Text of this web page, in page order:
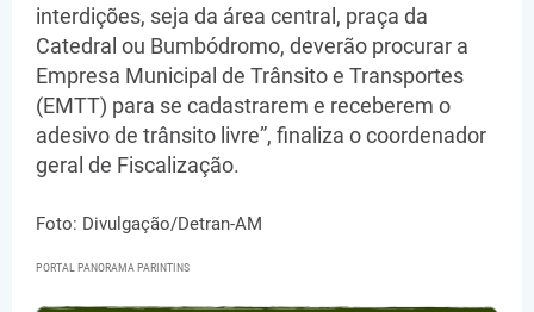
interdições, seja da área central, praça da
Catedral ou Bumbódromo, deverão procurar a
Empresa Municipal de Trânsito e Transportes
(EMTT) para se cadastrarem e receberem o
adesivo de trânsito livre”, finaliza o coordenador
geral de Fiscalização.
Foto: Divulgação/Detran-AM
PORTAL PANORAMA PARINTINS